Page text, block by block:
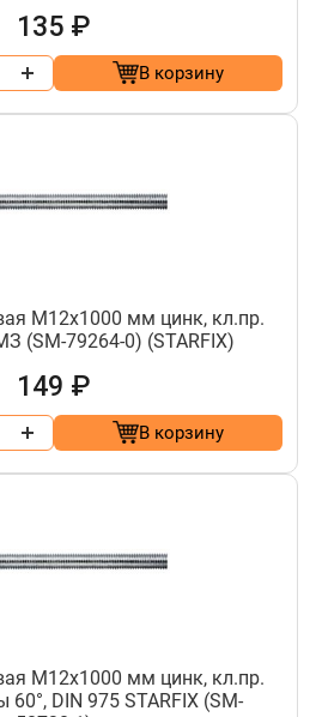
135 ₽
В корзину
М12х1000 мм цинк, кл.пр.
(SM-79264-0) (STARFIX)
149 ₽
В корзину
М12х1000 мм цинк, кл.пр.
60°, DIN 975 STARFIX (SM-